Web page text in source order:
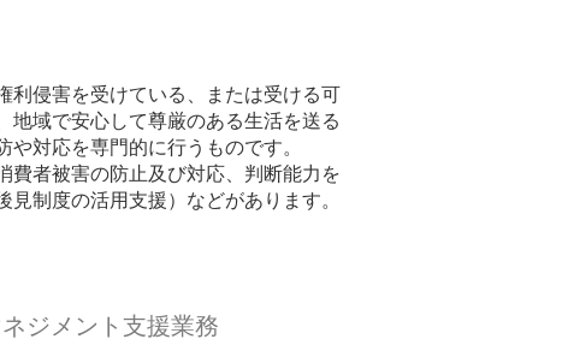
侵害を受けている、または受ける可
地域で安心して尊厳のある生活を送る
対応を専門的に行うものです。
者被害の防止及び対応、判断能力を
制度の活用支援）などがあります。
ジメント支援業務